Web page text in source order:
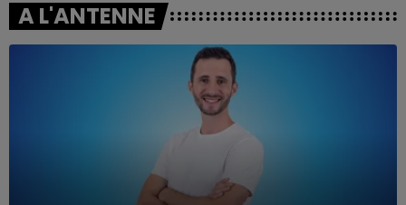
A L'ANTENNE